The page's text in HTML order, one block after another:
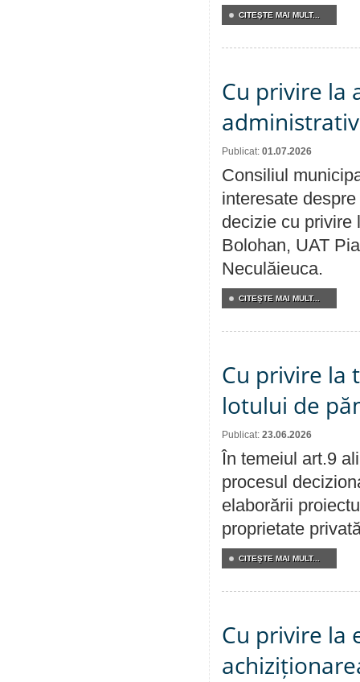
CITEŞTE MAI MULT...
Cu privire la
Publicat: 01.07.2026
Consiliul
interesate
decizie cu privire
Bolohan, UAT
Neculăieuca.
CITEŞTE MAI MULT...
Cu privire la
lotului de
Publicat: 23.06.2026
În temeiul art.9
procesul
elaborării
proprietate
CITEŞTE MAI MULT...
Cu privire la